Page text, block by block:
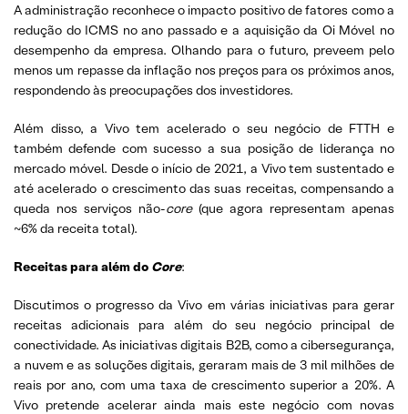
A administração reconhece o impacto positivo de fatores como a
redução do ICMS no ano passado e a aquisição da Oi Móvel no
desempenho da empresa. Olhando para o futuro, preveem pelo
menos um repasse da inflação nos preços para os próximos anos,
respondendo às preocupações dos investidores.
Além disso, a Vivo tem acelerado o seu negócio de FTTH e
também defende com sucesso a sua posição de liderança no
mercado móvel. Desde o início de 2021, a Vivo tem sustentado e
até acelerado o crescimento das suas receitas, compensando a
queda nos serviços não-core(que agora representam apenas
~6% da receita total).
Receitas para além do Core:
Discutimos o progresso da Vivo em várias iniciativas para gerar
receitas adicionais para além do seu negócio principal de
conectividade. As iniciativas digitais B2B, como a cibersegurança,
a nuvem e as soluções digitais, geraram mais de 3 mil milhões de
reais por ano, com uma taxa de crescimento superior a 20%. A
Vivo pretende acelerar ainda mais este negócio com novas